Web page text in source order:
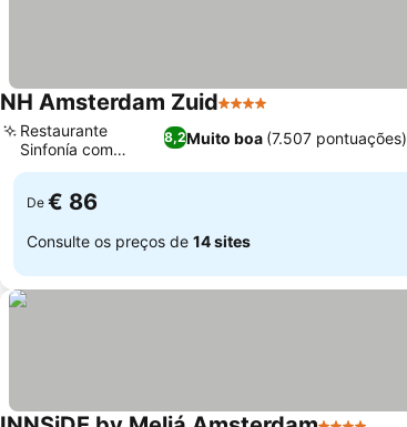
NH Amsterdam Zuid4 Estrelas
8,2Muito boa (7.507 pontuações)
Restaurante
Sinfonía com
terraço
De € 86
Consulte os preços de 14 sites